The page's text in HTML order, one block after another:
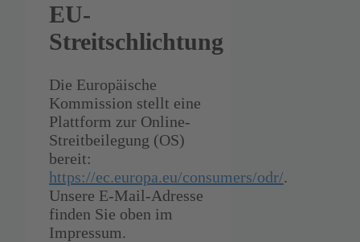
EU-
Streitschlichtung
Die Europäische
Kommission stellt eine
Plattform zur Online-
Streitbeilegung (OS)
bereit:
https://ec.europa.eu/consumers/odr/.
Unsere E-Mail-Adresse
finden Sie oben im
Impressum.